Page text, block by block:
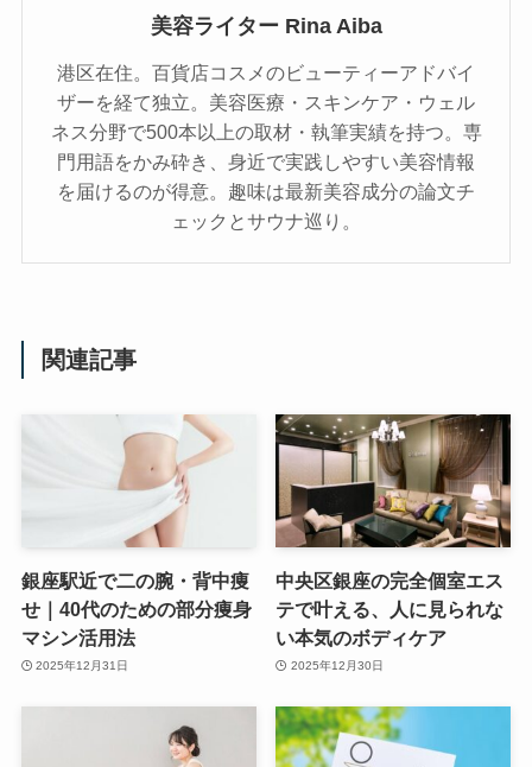
美容ライター Rina Aiba
港区在住。百貨店コスメのビューティーアドバイ
ザーを経て独立。美容医療・スキンケア・ウェル
ネス分野で500本以上の取材・執筆実績を持つ。専
門用語をかみ砕き、⾝近で実践しやすい美容情報
を届けるのが得意。趣味は最新美容成分の論文チ
ェックとサウナ巡り。
関連記事
銀座駅近で二の腕・背中痩
せ｜40代のための部分痩身
マシン活用法
2025年12月31日
中央区銀座の完全個室エス
テで叶える、人に見られな
い本気のボディケア
2025年12月30日